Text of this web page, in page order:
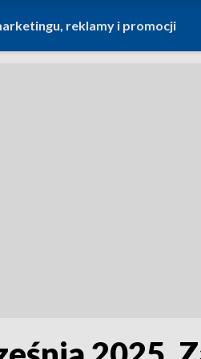
reklamy i promocji